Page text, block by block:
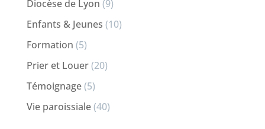
Diocèse de Lyon (9)
Enfants & Jeunes (10)
Formation (5)
Prier et Louer(20)
Témoignage(5)
Vie paroissiale(40)